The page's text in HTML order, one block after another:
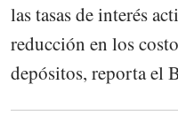
las tasas de interés
reducción en los
depósitos, reporta el